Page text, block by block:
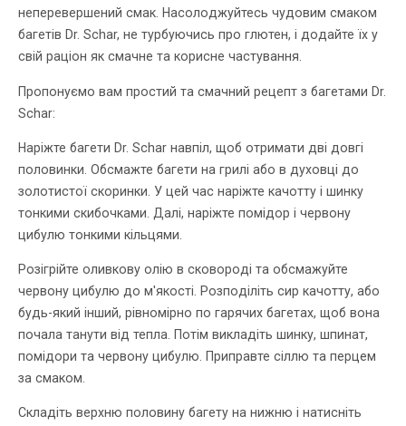
неперевершений смак. Насолоджуйтесь чудовим смаком
багетів Dr. Schar, не турбуючись про глютен, і додайте їх у
свій раціон як смачне та корисне частування.
Пропонуємо вам простий та смачний рецепт з багетами Dr.
Schar:
Наріжте багети Dr. Schar навпіл, щоб отримати дві довгі
половинки. Обсмажте багети на грилі або в духовці до
золотистої скоринки. У цей час наріжте качотту і шинку
тонкими скибочками. Далі, наріжте помідор і червону
цибулю тонкими кільцями.
Розігрійте оливкову олію в сковороді та обсмажуйте
червону цибулю до м'якості. Розподіліть сир качотту, або
будь-який інший, рівномірно по гарячих багетах, щоб вона
почала танути від тепла. Потім викладіть шинку, шпинат,
помідори та червону цибулю. Приправте сіллю та перцем
за смаком.
Складіть верхню половину багету на нижню і натисніть